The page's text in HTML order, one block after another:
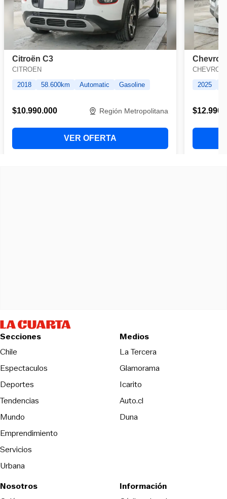
Secciones
Chile
Espectaculos
Deportes
Tendencias
Mundo
Emprendimiento
Servicios
Urbana
Medios
La TerceraOpens in new
Glamorama
Icarito
Auto.cl
DunaOpens in new window
Nosotros
Información